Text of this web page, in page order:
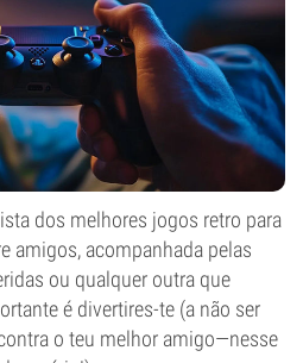
dos melhores jogos retro para
amigos, acompanhada pelas
ou qualquer outra que
é divertires-te (a não ser
o teu melhor amigo—nesse